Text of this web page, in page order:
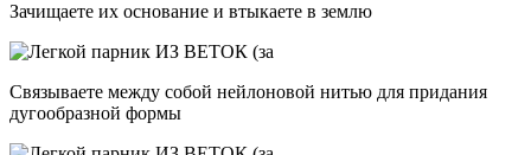
Зачищаете их основание и втыкаете в землю
Связываете между собой нейлоновой нитью для придания
дугообразной формы